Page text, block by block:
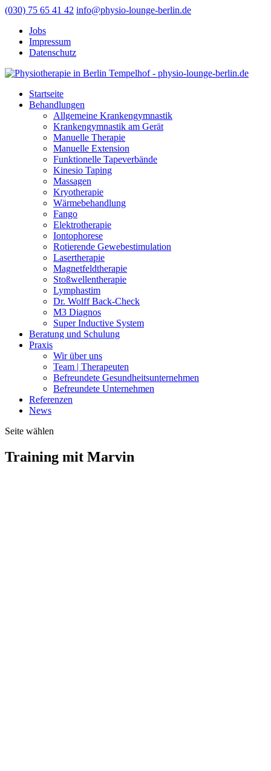
(030) 75 65 41 42 info@physio-lounge-berlin.de
Jobs
Impressum
Datenschutz
Startseite
Behandlungen
Allgemeine Krankengymnastik
Krankengymnastik am Gerät
Manuelle Therapie
Manuelle Extension
Funktionelle Tapeverbände
Kinesio Taping
Massagen
Kryotherapie
Wärmebehandlung
Fango
Elektrotherapie
Iontophorese
Rotierende Gewebestimulation
Lasertherapie
Magnetfeldtherapie
Stoßwellentherapie
Lymphastim
Dr. Wolff Back-Check
M3 Diagnos
Super Inductive System
Beratung und Schulung
Praxis
Wir über uns
Team | Therapeuten
Befreundete Gesundheitsunternehmen
Befreundete Unternehmen
Referenzen
News
Seite wählen
Training mit Marvin